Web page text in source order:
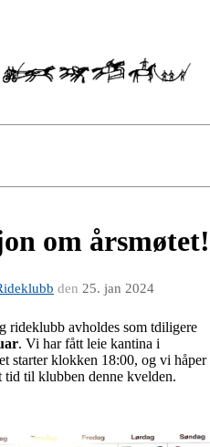
om årsmøtet!
den 25. jan 2024
rideklubb avholdes som tdiligere
. Vi har fått leie kantina i
starter klokken 18:00, og vi håper
tid til klubben denne kvelden.